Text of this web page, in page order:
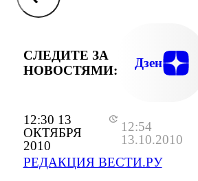
12:30 13
ОКТЯБРЯ
2010
12:54
13.10.2010
РЕДАКЦИЯ ВЕСТИ.РУ
СЛЕДИТЕ ЗА
НОВОСТЯМИ:
Дзен